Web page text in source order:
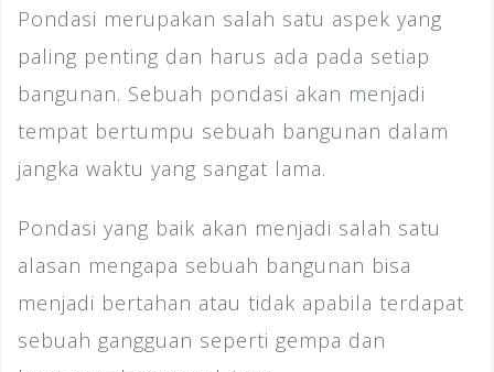
Pondasi merupakan salah satu aspek yang
paling penting dan harus ada pada setiap
bangunan. Sebuah pondasi akan menjadi
tempat bertumpu sebuah bangunan dalam
jangka waktu yang sangat lama.
Pondasi yang baik akan menjadi salah satu
alasan mengapa sebuah bangunan bisa
menjadi bertahan atau tidak apabila terdapat
sebuah gangguan seperti gempa dan